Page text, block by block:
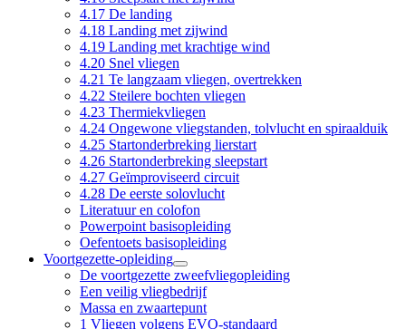
4.17 De landing
4.18 Landing met zijwind
4.19 Landing met krachtige wind
4.20 Snel vliegen
4.21 Te langzaam vliegen, overtrekken
4.22 Steilere bochten vliegen
4.23 Thermiekvliegen
4.24 Ongewone vliegstanden, tolvlucht en spiraalduik
4.25 Startonderbreking lierstart
4.26 Startonderbreking sleepstart
4.27 Geïmproviseerd circuit
4.28 De eerste solovlucht
Literatuur en colofon
Powerpoint basisopleiding
Oefentoets basisopleiding
Voortgezette-opleiding
De voortgezette zweefvliegopleiding
Een veilig vliegbedrijf
Massa en zwaartepunt
1 Vliegen volgens EVO-standaard